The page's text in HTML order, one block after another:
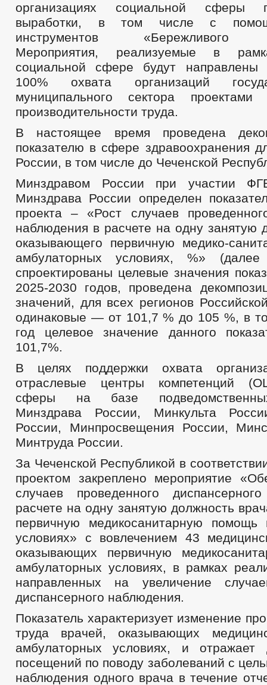
организациях социальной сферы
выработки, в том числе с
инструментов «Бережливого
Мероприятия, реализуемые в
социальной сфере будут направлены
100% охвата организаций
муниципального сектора
производительности труда.
В настоящее время проведена
показателю в сфере здравоохранения
России, в том числе до Чеченской
Минздравом России при участии
Минздрава России определен
проекта – «Рост случаев
наблюдения в расчете на одну занятую
оказывающего первичную медико-
амбулаторных условиях, %» (далее
спроектированы целевые значения
2025-2030 годов, проведена
значений, для всех регионов
одинаковые — от 101,7 % до 105 %, в
год целевое значение данного
101,7%.
В целях поддержки охвата
отраслевые центры компетенций
сферы на базе
Минздрава России, Минкульта
России, Минпросвещения России,
Минтруда России.
За Чеченской Республикой в
проектом закреплено мероприятие
случаев проведенного
расчете на одну занятую должность
первичную медикосанитарную помощь
условиях» с вовлечением 43
оказывающих первичную
амбулаторных условиях, в рамках
направленных на увеличение
диспансерного наблюдения.
Показатель характеризует изменение
труда врачей, оказывающих
амбулаторных условиях, и отражает
посещений по поводу заболеваний с
наблюдения одного врача в течение